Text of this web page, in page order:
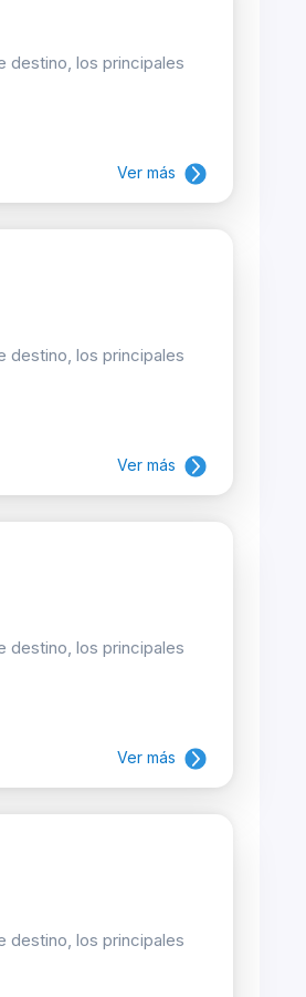
destino, los principales
Ver más
destino, los principales
Ver más
destino, los principales
Ver más
destino, los principales